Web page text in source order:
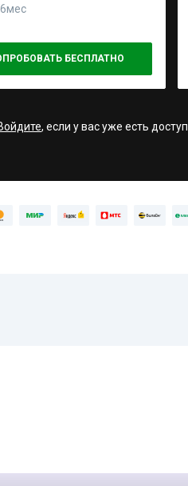
6мес
БЕСПЛАТНО
, если у вас уже есть доступ